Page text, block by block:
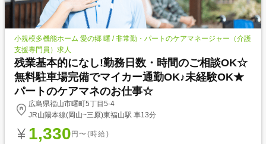
小規模多機能ホーム 愛の郷 曙 / 非常勤・パートのケアマネージャー（介護
支援専門員）求人
残業基本的になし!勤務日数・時間のご相談OK☆
無料駐車場完備でマイカー通勤OK♪未経験OK★
パートのケアマネのお仕事☆
広島県福山市曙町5丁目5-4
JR山陽本線(岡山~三原)東福山駅 車13分
1,330 円〜(時給)